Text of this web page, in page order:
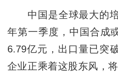
中国是全球最大的培
年第一季度，中国合成
6.79亿元，出口量已突
企业正乘着这股东风，